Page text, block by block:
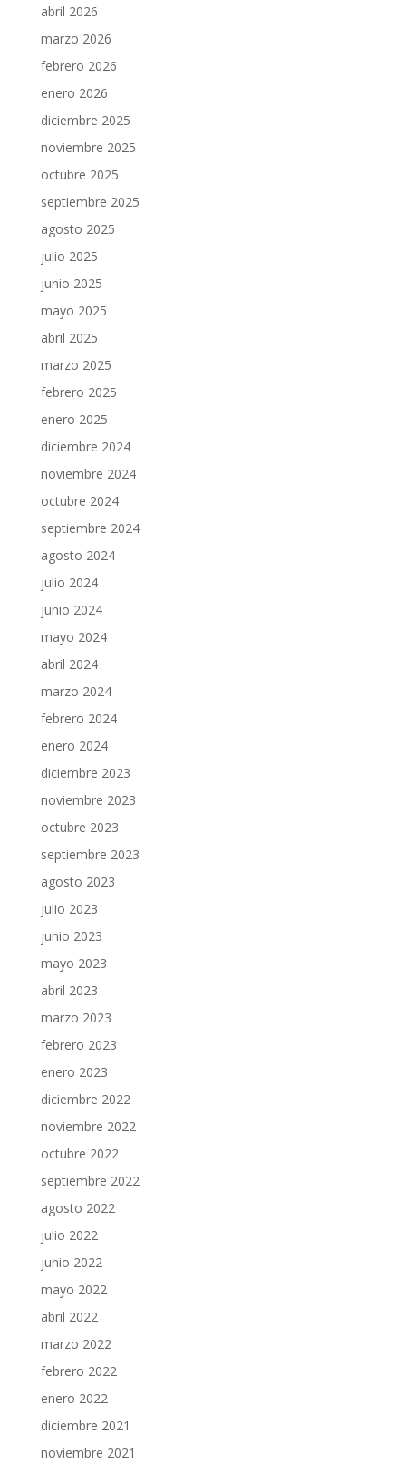
abril 2026
marzo 2026
febrero 2026
enero 2026
diciembre 2025
noviembre 2025
octubre 2025
septiembre 2025
agosto 2025
julio 2025
junio 2025
mayo 2025
abril 2025
marzo 2025
febrero 2025
enero 2025
diciembre 2024
noviembre 2024
octubre 2024
septiembre 2024
agosto 2024
julio 2024
junio 2024
mayo 2024
abril 2024
marzo 2024
febrero 2024
enero 2024
diciembre 2023
noviembre 2023
octubre 2023
septiembre 2023
agosto 2023
julio 2023
junio 2023
mayo 2023
abril 2023
marzo 2023
febrero 2023
enero 2023
diciembre 2022
noviembre 2022
octubre 2022
septiembre 2022
agosto 2022
julio 2022
junio 2022
mayo 2022
abril 2022
marzo 2022
febrero 2022
enero 2022
diciembre 2021
noviembre 2021